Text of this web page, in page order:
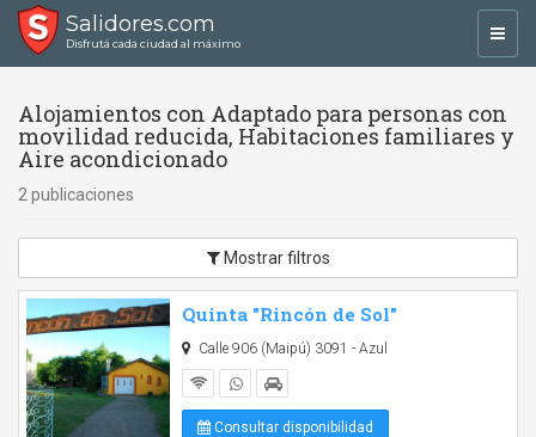
Salidores.com
Disfrutá cada ciudad al máximo
Alojamientos con Adaptado para personas con
movilidad reducida, Habitaciones familiares y
Aire acondicionado
2 publicaciones
Mostrar filtros
Quinta "Rincón de Sol"
Calle 906 (Maipú) 3091 - Azul
Consultar disponibilidad